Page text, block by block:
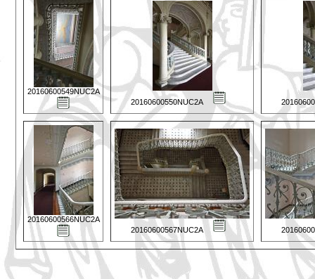
20160600549NUC2A
20160600550NUC2A
20160600566NUC2A
20160600567NUC2A